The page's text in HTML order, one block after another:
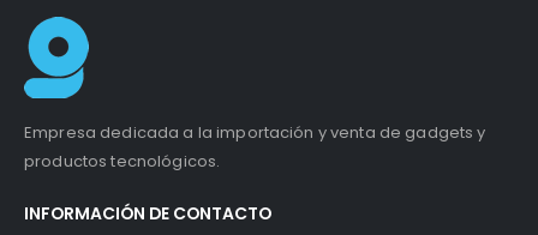
Empresa dedicada a la importación y venta de gadgets y
productos tecnológicos.
INFORMACIÓN DE CONTACTO